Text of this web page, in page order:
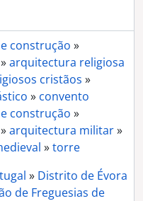
construção »
»arquitectura religiosa
cristãos »
» convento
construção »
»arquitectura militar»
»torre
» Distrito de Évora
de Freguesias de